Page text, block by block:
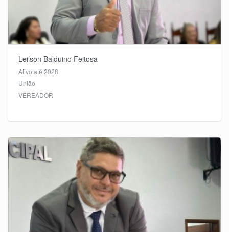
Leilson Balduino Feitosa
Ativo até 2028
União
VEREADOR